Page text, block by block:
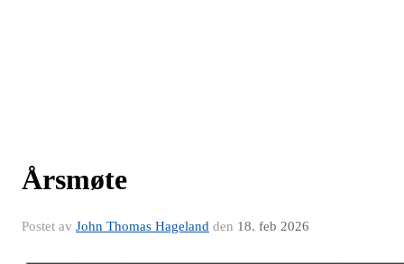
Årsmøte
Postet av John Thomas Hageland den 18. feb 2026